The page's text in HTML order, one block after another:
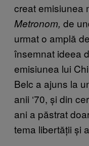
creat emisiunea
Metronom, de
urmat o amplă
însemnat ideea
emisiunea lui
Belc a ajuns la
anii ‘70, și din
ani a păstrat
tema libertății și